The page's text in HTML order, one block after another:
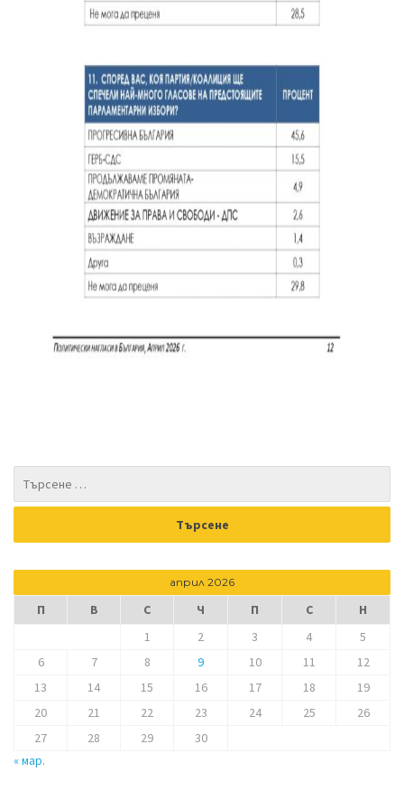
април 2026
П В С Ч П С
Н
1
2 3 4
5
6
7 8 9 10 11
12
13
14 15 16 17 18
19
20
21 22 23 24 25
26
27
28 29
30
« мар.